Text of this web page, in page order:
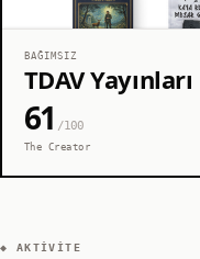
BAĞIMSIZ
TDAV Yayınları
61 /100
The Creator
◆ AKTIVITE